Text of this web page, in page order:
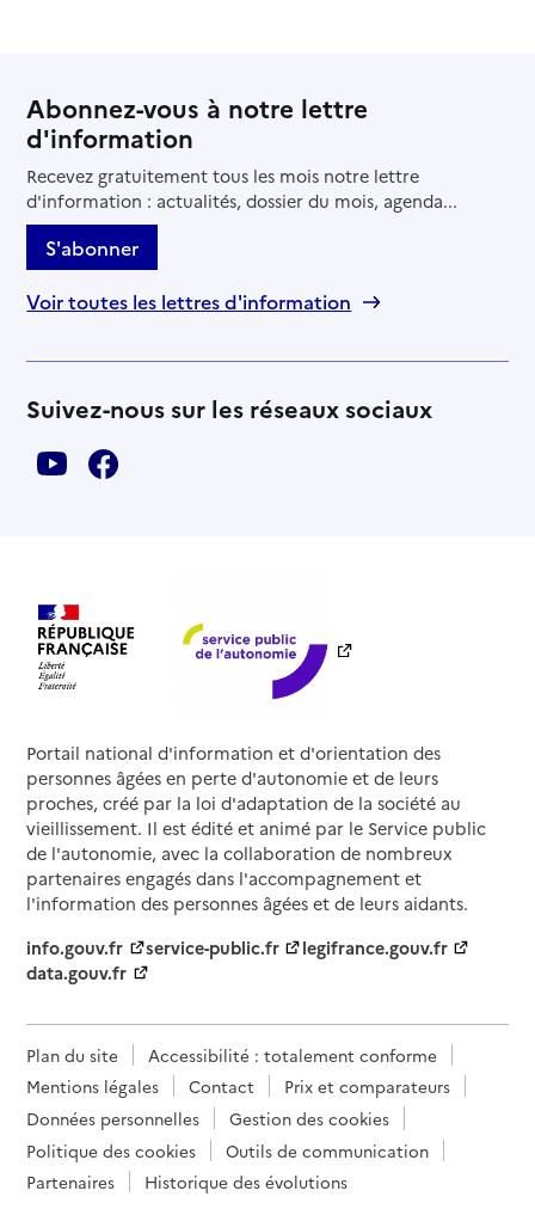
Abonnez-vous à notre lettre
d'information
Recevez gratuitement tous les mois notre lettre
d'information : actualités, dossier du mois, agenda...
S'abonner
Voir toutes les lettres d'information
Suivez-nous sur les réseaux sociaux
Portail national d'information et d'orientation des
personnes âgées en perte d'autonomie et de leurs
proches, créé par la loi d'adaptation de la société au
vieillissement. Il est édité et animé par le Service public
de l'autonomie, avec la collaboration de nombreux
partenaires engagés dans l'accompagnement et
l'information des personnes âgées et de leurs aidants.
info.gouv.fr
service-public.fr
legifrance.gouv.fr
data.gouv.fr
Plan du site
Accessibilité : totalement conforme
Mentions légales
Contact
Prix et comparateurs
Données personnelles
Gestion des cookies
Politique des cookies
Outils de communication
Partenaires
Historique des évolutions